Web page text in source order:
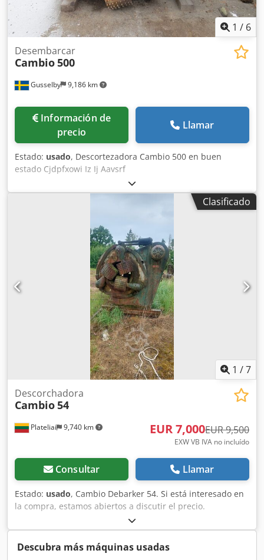
1 / 6
Gusselby 9,186 km
Desembarcar
Cambio500
Información de
precio
Llamar
Estado: usado, Descortezadora Cambio 500 en buen
estado Cjdpfxowi Iz Ij Aavsrf
Clasificado
1 /7
Plateliai 9,740 km
Descorchadora
Cambio54
EUR 7,000EUR 9,500
EXW VB IVA no incluído
Consultar Llamar
Estado: usado, Cambio Debarker 54. Si está interesado en
la compra, estamos abiertos a discutir el precio.
Descubra más máquinas usadas